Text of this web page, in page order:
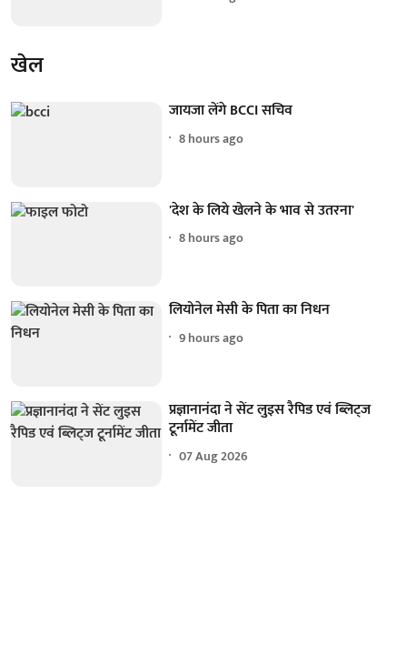
खेल
जायजा लेंगे BCCI सचिव
8 hours ago
'देश के लिये खेलने के भाव से उतरना'
8 hours ago
लियोनेल मेसी के पिता का निधन
9 hours ago
प्रज्ञानानंदा ने सेंट लुइस रैपिड एवं ब्लिट्ज
टूर्नामेंट जीता
07 Aug 2026